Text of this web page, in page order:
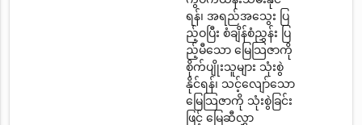
ရန်၊ အရည်အသွေး ပြ
ည့်ဝပြီး စံချိန်စံညွှန်း ပြ
ည့်မီသော မြေသြဇာကို
စိုက်ပျိုးသူများ သုံးစွဲ
နိုင်ရန်၊ သင့်လျော်သော
မြေသြဇာကို သုံးစွဲခြင်း
ဖြင့် မြေဆီလွှာ